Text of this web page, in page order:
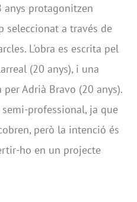
protagonitzen
seleccionat a través de
L'obra es escrita pel
(20 anys), i una
Adrià Bravo (20 anys).
professional, ja que
però la intenció és
ho en un projecte